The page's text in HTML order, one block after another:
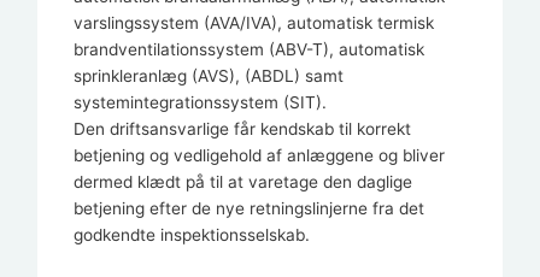
varslingssystem (AVA/IVA), automatisk termisk
brandventilationssystem (ABV-T), automatisk
sprinkleranlæg (AVS), (ABDL) samt
systemintegrationssystem (SIT).
Den driftsansvarlige får kendskab til korrekt
betjening og vedligehold af anlæggene og bliver
dermed klædt på til at varetage den daglige
betjening efter de nye retningslinjerne fra det
godkendte inspektionsselskab.